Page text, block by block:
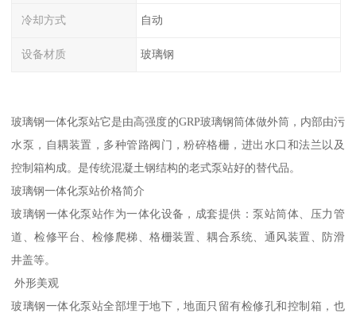
冷却方式 自动
设备材质 玻璃钢
玻璃钢一体化泵站它是由高强度的GRP玻璃钢筒体做外筒，内部由污
水泵，自耦装置，多种管路阀门，粉碎格栅，进出水口和法兰以及
控制箱构成。是传统混凝土钢结构的老式泵站好的替代品。
玻璃钢一体化泵站价格简介
玻璃钢一体化泵站作为一体化设备，成套提供：泵站筒体、压力管
道、检修平台、检修爬梯、格栅装置、耦合系统、通风装置、防滑
井盖等。
外形美观
玻璃钢一体化泵站全部埋于地下，地面只留有检修孔和控制箱，也